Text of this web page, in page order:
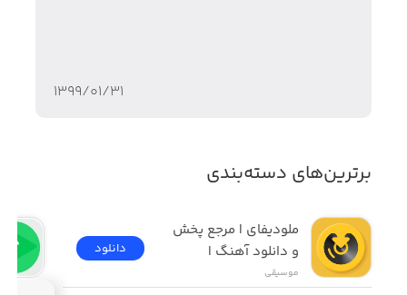
۱۳۹۹/۰۱/۳۱
برترین‌های دسته‌بندی
Melodify
موسیقی
دانلود